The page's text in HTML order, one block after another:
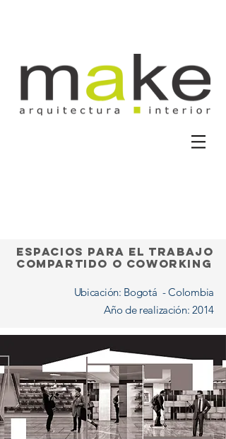
espacios para el trabajo
compartido o coworking
Ubicación: Bogotá - Colombia
Año de realización: 2014